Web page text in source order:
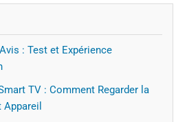
: Test et Expérience
TV : Comment Regarder la